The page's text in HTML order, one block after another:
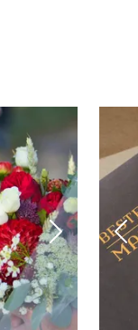
Nächstes